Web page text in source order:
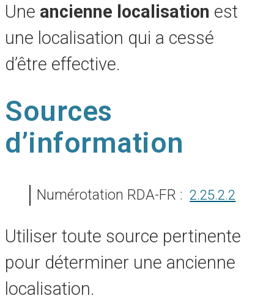
Une ancienne localisation est
une localisation qui a cessé
d’être effective.
Sources
d’information
Numérotation RDA-FR : 2.25.2.2
Utiliser toute source pertinente
pour déterminer une ancienne
localisation.